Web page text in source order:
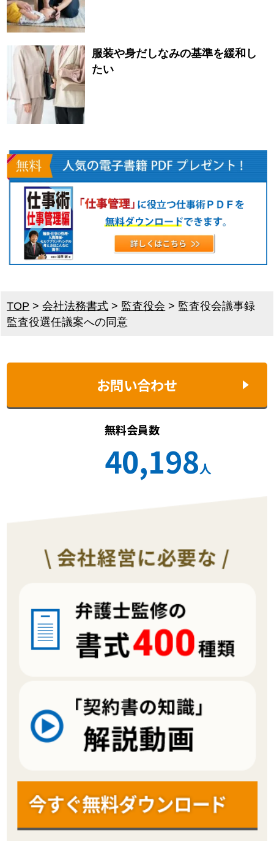
服装や身だしなみの基準を緩和し
たい
TOP >会社法務書式 > 監査役会 > 監査役会議事録
監査役選任議案への同意
お問い合わせ
無料会員数
40,198人